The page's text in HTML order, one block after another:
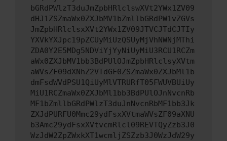
bGRdPWlzT3duJmZpbHRlclswXVt2YWx1ZV09
dHJ1ZSZmaWx0ZXJbMV1bZmllbGRdPW1vZGVs
JmZpbHRlclsxXVt2YWx1ZV09JTVCJTdCJTIy
YXVkYXJpc19pZCUyMiUzQSUyMjVhNWNjMThi
ZDA0Y2E5MDg5NDViYjYyNiUyMiU3RCU1RCZm
aWx0ZXJbMV1bb3BdPUlOJmZpbHRlclsyXVtm
aWVsZF09dXNhZ2VTdGF0ZSZmaWx0ZXJbMl1b
dmFsdWVdPSU1QiUyMlVTRURfT05FWUVBUiUy
MiU1RCZmaWx0ZXJbMl1bb3BdPUlOJnNvcnRb
MF1bZmllbGRdPWlzT3duJnNvcnRbMF1bb3Jk
ZXJdPURFU0Mmc29ydFsxXVtmaWVsZF09aXNU
b3Amc29ydFsxXVtvcmRlcl09REVTQyZzb3J0
WzJdW2ZpZWxkXT1wcmljZSZzb3J0WzJdW29y